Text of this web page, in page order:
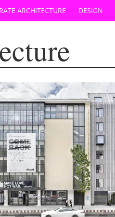
ARCHITECTURE DESIGN